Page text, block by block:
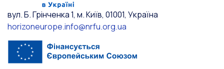
вул. Б. Грінченка 1, м. Київ, 01001, Україна
horizoneurope.info@nrfu.org.ua